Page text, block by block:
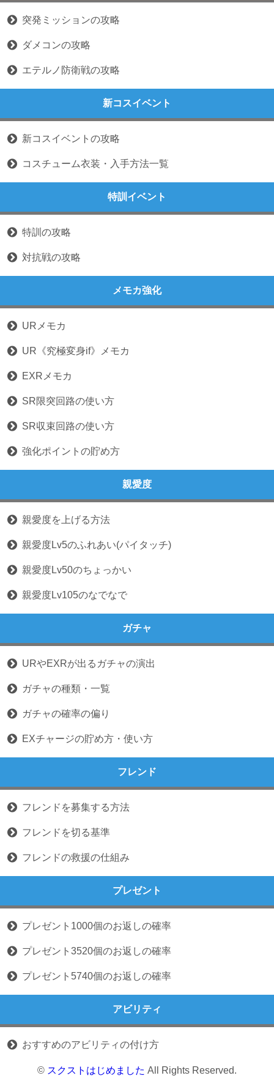
突発ミッションの攻略
ダメコンの攻略
エテルノ防衛戦の攻略
新コスイベント
新コスイベントの攻略
コスチューム衣装・入手方法一覧
特訓イベント
特訓の攻略
対抗戦の攻略
メモカ強化
URメモカ
UR《究極変身if》メモカ
EXRメモカ
SR限突回路の使い方
SR収束回路の使い方
強化ポイントの貯め方
親愛度
親愛度を上げる方法
親愛度Lv5のふれあい(パイタッチ)
親愛度Lv50のちょっかい
親愛度Lv105のなでなで
ガチャ
URやEXRが出るガチャの演出
ガチャの種類・一覧
ガチャの確率の偏り
EXチャージの貯め方・使い方
フレンド
フレンドを募集する方法
フレンドを切る基準
フレンドの救援の仕組み
プレゼント
プレゼント1000個のお返しの確率
プレゼント3520個のお返しの確率
プレゼント5740個のお返しの確率
アビリティ
おすすめのアビリティの付け方
© スクストはじめました All Rights Reserved.